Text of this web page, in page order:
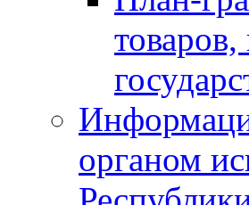
органом